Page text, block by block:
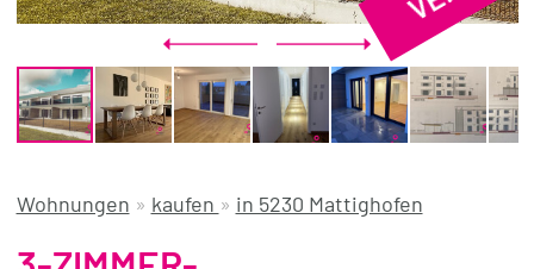
WISSENSWERTES
FÜR KÄUFER
FÜR VERKÄUFER
Wohnungen » kaufen » in 5230 Mattighofen